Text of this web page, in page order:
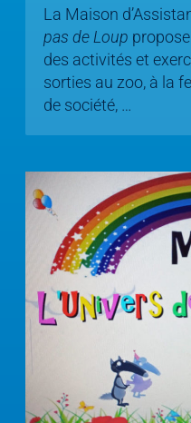
La Maison
pas de Loup
des activités et
sorties au zoo, à la
de société, …